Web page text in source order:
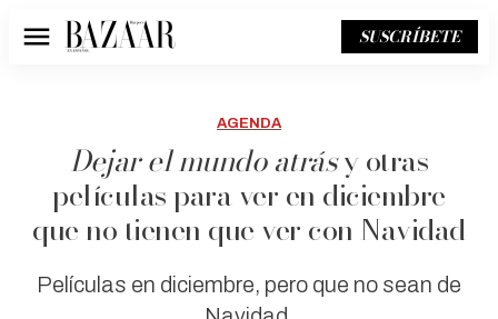
Menú SUSCRÍBETE
AGENDA
Dejar el mundo atrásy otras
películas para ver en diciembre
que no tienen que ver con Navidad
Películas en diciembre, pero que no sean de